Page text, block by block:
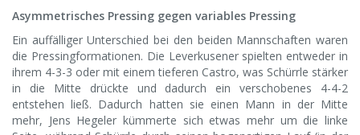
Asymmetrisches Pressing gegen variables Pressing
Ein auffälliger Unterschied bei den beiden Mannschaften waren
die Pressingformationen. Die Leverkusener spielten entweder in
ihrem 4-3-3 oder mit einem tieferen Castro, was Schürrle stärker
in die Mitte drückte und dadurch ein verschobenes 4-4-2
entstehen ließ. Dadurch hatten sie einen Mann in der Mitte
mehr, Jens Hegeler kümmerte sich etwas mehr um die linke